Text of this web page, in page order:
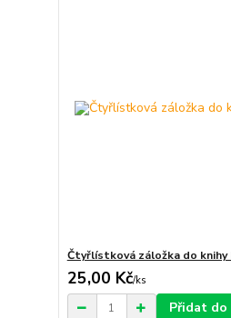
Čtyřlístková záložka do knihy
25,00 Kč/ks
Přidat do